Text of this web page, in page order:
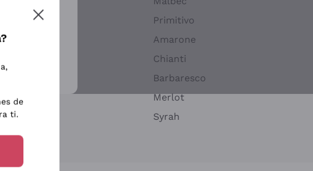
Gris
Primitivo
Amarone
Chianti
Barbaresco
Merlot
Syrah
de
ti.